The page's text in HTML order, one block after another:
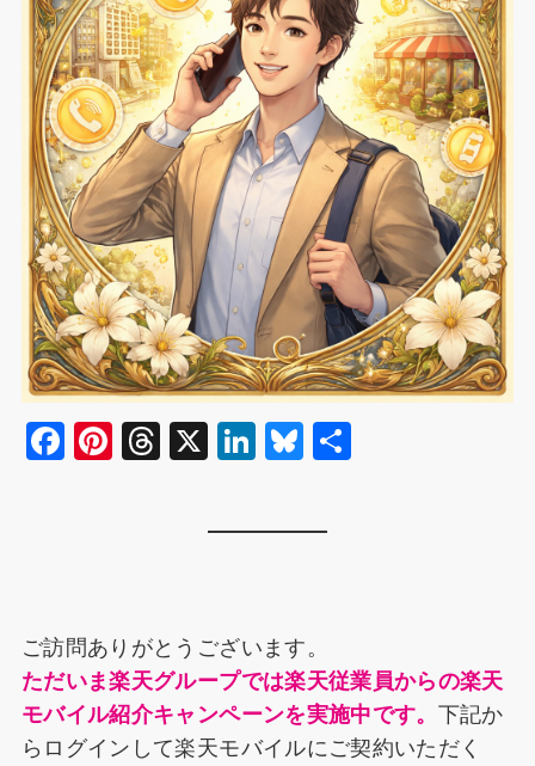
F
o
o
k
Pi
T
s
X
Li
n
Bl
y
ご訪問ありがとうございます。
ただいま楽天グループでは楽天従業員からの楽天
モバイル紹介キャンペーンを実施中です。 下記か
らログインして楽天モバイルにご契約いただく